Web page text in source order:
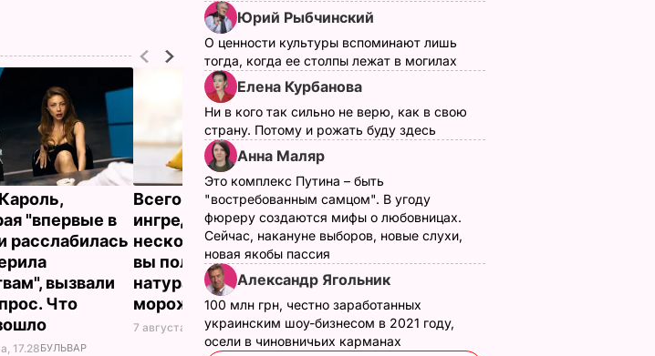
"впервые в
расслабилась
вызвали
Что
17.28БУЛЬВАР
Всего три
ингредиента и
несколько минут – и
вы получите дома
натуральное
мороженое
7 августа, 16.17БУЛЬВАР
Как с Путина
"снимали мерку" для
Колобка, который
спровоцировал
взрывы в Москве и
протесты в РФ
7 августа, 15.35БУЛЬВАР
Юрий Рыбчинский
О ценности культуры вспоминают лишь
тогда, когда ее столпы лежат в могилах
Елена Курбанова
Ни в кого так сильно не верю, как в свою
страну. Потому и рожать буду здесь
Анна Маляр
Это комплекс Путина – быть
"востребованным самцом". В угоду
фюреру создаются мифы о любовницах.
Сейчас, накануне выборов, новые слухи,
новая якобы пассия
Александр Ягольник
100 млн грн, честно заработанных
украинским шоу-бизнесом в 2021 году,
осели в чиновничьих карманах